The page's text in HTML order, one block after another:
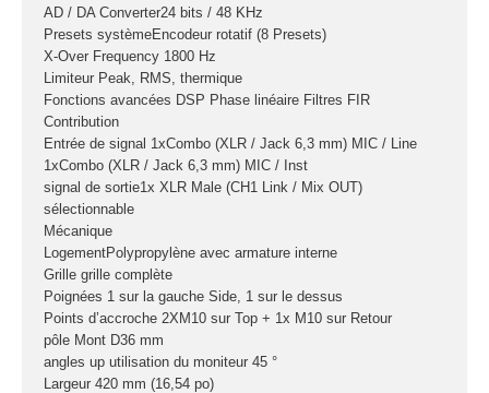
Accessoires
Câbles et
connecteurs
Structures, ponts
et pieds
Structure pro alu
X
AD / DA Converter24 bits / 48 KHz
Presets systèmeEncodeur rotatif (8 Presets)
X-Over Frequency 1800 Hz
Limiteur Peak, RMS, thermique
Fonctions avancées DSP Phase linéaire Filtres FIR
Contribution
Entrée de signal 1xCombo (XLR / Jack 6,3 mm) MIC / Line
1xCombo (XLR / Jack 6,3 mm) MIC / Inst
signal de sortie1x XLR Male (CH1 Link / Mix OUT)
sélectionnable
Mécanique
LogementPolypropylène avec armature interne
Grille grille complète
Poignées 1 sur la gauche Side, 1 sur le dessus
Points d’accroche 2XM10 sur Top + 1x M10 sur Retour
pôle Mont D36 mm
angles up utilisation du moniteur 45 °
Largeur 420 mm (16,54 po)